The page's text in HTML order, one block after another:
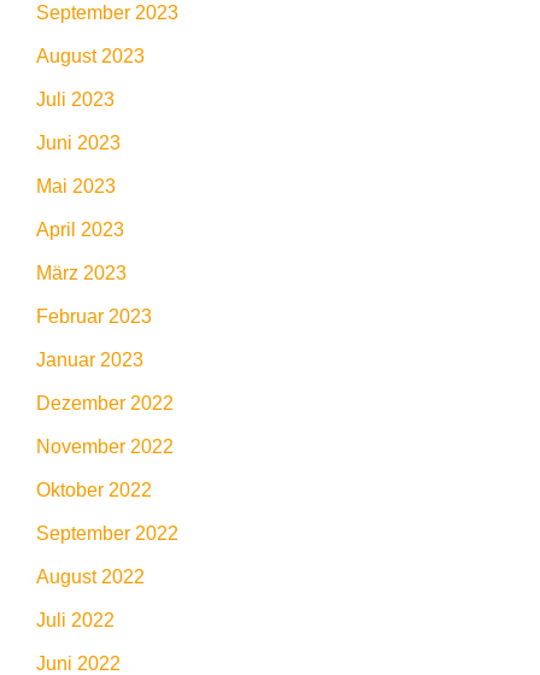
September 2023
August 2023
Juli 2023
Juni 2023
Mai 2023
April 2023
März 2023
Februar 2023
Januar 2023
Dezember 2022
November 2022
Oktober 2022
September 2022
August 2022
Juli 2022
Juni 2022